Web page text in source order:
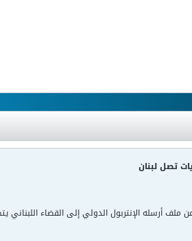
تصل لبنان
ملف أرسله الإنتربول الدولي إلى القضاء اللبناني